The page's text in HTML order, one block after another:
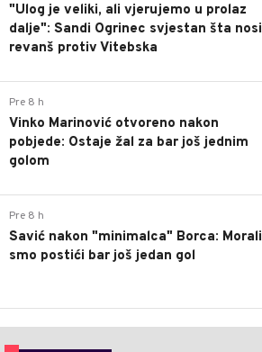
"Ulog je veliki, ali vjerujemo u prolaz
dalje": Sandi Ogrinec svjestan šta nosi
revanš protiv Vitebska
Pre 8 h
Vinko Marinović otvoreno nakon
pobjede: Ostaje žal za bar još jednim
golom
Pre 8 h
Savić nakon "minimalca" Borca: Morali
smo postići bar još jedan gol